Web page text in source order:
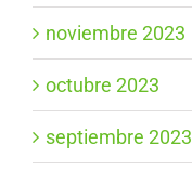
noviembre 2023
octubre 2023
septiembre 2023